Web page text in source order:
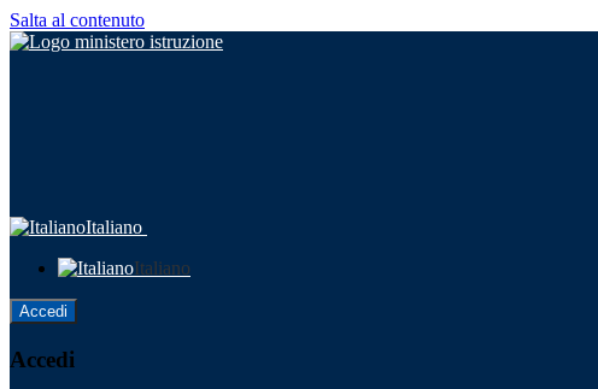
Salta al contenuto
Italiano
Italiano
Accedi
Accedi